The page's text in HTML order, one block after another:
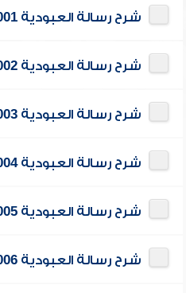
شرح رسالة العبودية 001
شرح رسالة العبودية 002
شرح رسالة العبودية 003
شرح رسالة العبودية 004
شرح رسالة العبودية 005
شرح رسالة العبودية 006